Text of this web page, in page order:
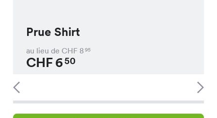
Prue Shirt
au lieu de CHF 895
CHF650